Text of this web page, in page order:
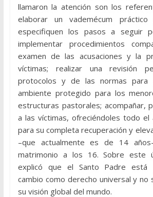
llamaron la atención son los
elaborar un vademécum
especifiquen los pasos a seguir
implementar procedimientos
examen de las acusaciones y la
víctimas; realizar una revisión
protocolos y de las normas para
ambiente protegido para los
estructuras pastorales; acompañar,
a las víctimas, ofreciéndoles todo el
para su completa recuperación y
–que actualmente es de 14
matrimonio a los 16. Sobre este
explicó que el Santo Padre está
cambio como derecho universal y no
su visión global del mundo.